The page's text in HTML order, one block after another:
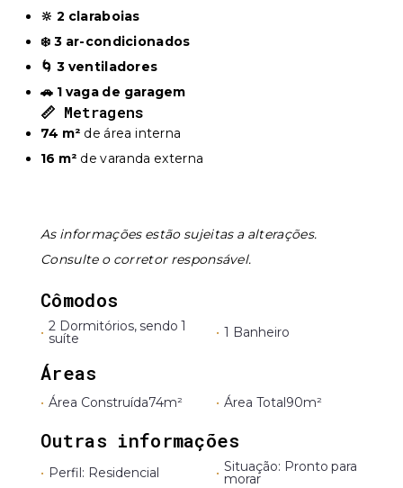
🔆 2 claraboias
❄️ 3 ar-condicionados
🌀 3 ventiladores
🚗 1 vaga de garagem
📏 Metragens
74 m² de área interna
16 m² de varanda externa
As informações estão sujeitas a alterações.
Consulte o corretor responsável.
Cômodos
• 2 Dormitórios, sendo 1
suíte • 1 Banheiro
Áreas
• Área Construída74m² • Área Total90m²
Outras informações
• Perfil: Residencial • Situação: Pronto para
morar